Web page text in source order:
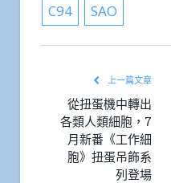
C94 SAO
上一篇文章
從扭蛋機中轉出
各類人類細胞，7
月新番《工作細
胞》扭蛋吊飾系
列登場